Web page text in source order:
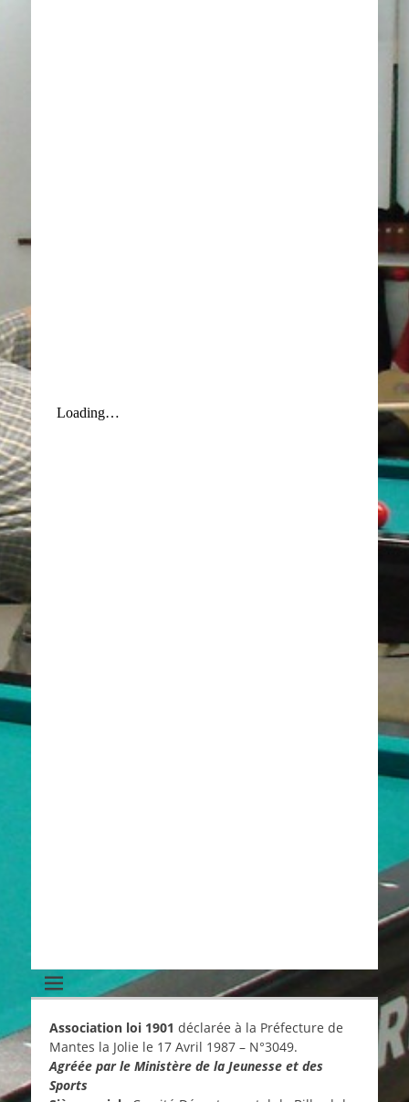
Association loi 1901 déclarée à la Préfecture de
Mantes la Jolie le 17 Avril 1987 – N°3049.
Agréée par le Ministère de la Jeunesse et des
Sports